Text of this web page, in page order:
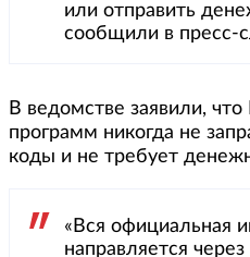
или отправить
сообщили в пресс-
В ведомстве заявили,
программ никогда не
коды и не требует
«Вся официальная
направляется